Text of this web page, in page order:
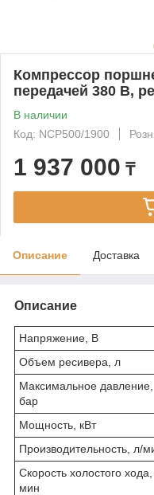
Компрессор
передачей 380 В,
В наличии
Код: NCP500/1900
1 937 000 ₸
Описание Доставка
Описание
Напряжение, В
Объем ресивера, л
Максимальное давление,
бар
Мощность, кВт
Производительность, л/
Скорость холостого
мин